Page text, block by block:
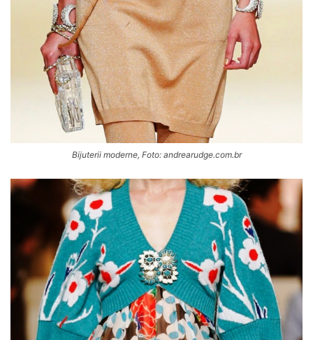
Bijuterii moderne, Foto: andrearudge.com.br